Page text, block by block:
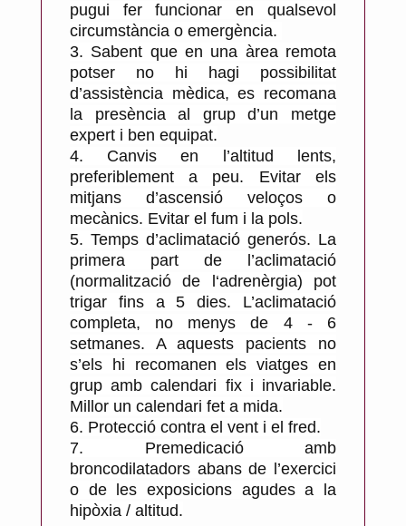
pugui fer funcionar en qualsevol
circumstància o emergència.
3. Sabent que en una àrea remota
potser no hi hagi possibilitat
d’assistència mèdica, es recomana
la presència al grup d’un metge
expert i ben equipat.
4.
Canvis en l’altitud lents,
preferiblement a peu. Evitar els
mitjans d’ascensió veloços o
mecànics. Evitar el fum i la pols.
5. Temps d’aclimatació generós. La
primera part de l’aclimatació
(normalització de l‘adrenèrgia) pot
trigar fins a 5 dies. L’aclimatació
completa, no menys de 4 - 6
setmanes. A aquests pacients no
s’els hi recomanen els viatges en
grup amb calendari fix i invariable.
Millor un calendari fet a mida.
6. Protecció contra el vent i el fred.
7.
Premedicació amb
broncodilatadors abans de l’exercici
o de les exposicions agudes a la
hipòxia / altitud.